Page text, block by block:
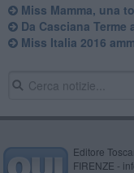
Miss Mamma, una
Da Casciana Terme
Miss Italia 2016
Editore
FIRENZE -